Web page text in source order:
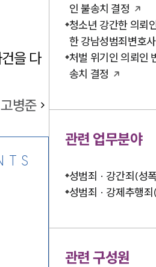
을 다
고병준
인 불송치 결정
청소년 강간한 의뢰
한 강남성범죄변호사
처벌 위기인 의뢰인
송치 결정
관련 업무분야
성범죄 · 강간죄(성
성범죄 · 강제추행
관련 구성원